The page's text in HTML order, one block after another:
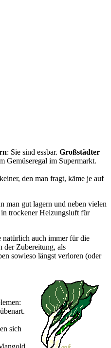
: Sie sind essbar. Großstädter
Gemüseregal im Supermarkt.
den man fragt, käme je auf
man gut lagern und neben vielen
trockener Heizungsluft für
natürlich auch immer für die
der Zubereitung, als
sowieso längst verloren (oder
sich